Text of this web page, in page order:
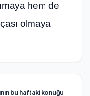
hem de
olmaya
bu haftaki konuğu